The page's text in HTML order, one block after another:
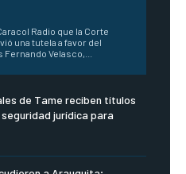
Radio que la Corte
una tutela a favor del
Velasco,...
de Tame reciben títulos
jurídica para